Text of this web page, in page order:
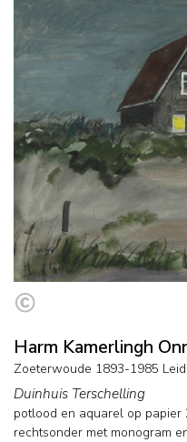
Harm Kamerlingh
Zoeterwoude 1893-1985
Duinhuis Terschelling
potlood en aquarel op papier
rechtsonder met monogram